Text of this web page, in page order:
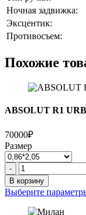
Ночная задвижка:
Эксцентик:
Противосъем:
Похожие
ABSOLUT R1
70000₽
Размер
Количество
товара
ABSOLUT
R1
URBAN
-
В корзину
Выберите